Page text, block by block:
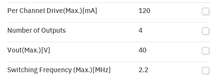
Per Channel Drive(Max.)[mA] 120
Number of Outputs 4
Vout(Max.)[V] 40
Switching Frequency (Max.)[MHz] 2.2